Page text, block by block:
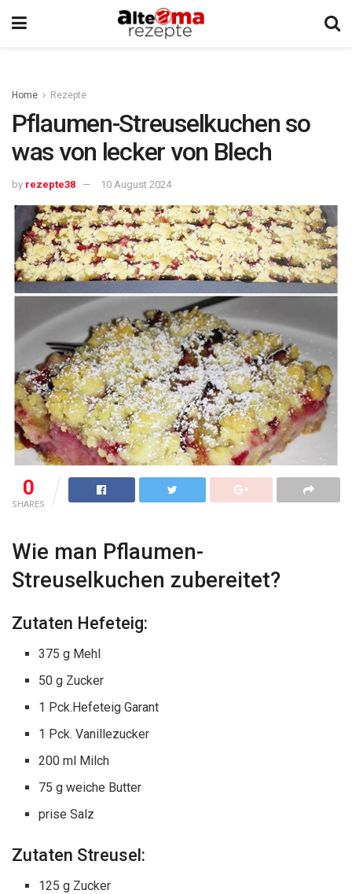
Home Rezepte
Pflaumen-Streuselkuchen so
was von lecker von Blech
by rezepte38 10 August 2024
0
SHARES
Wie man Pflaumen-
Streuselkuchen zubereitet?
Zutaten Hefeteig:
375 g Mehl
50 g Zucker
1 Pck.Hefeteig Garant
1 Pck. Vanillezucker
200 ml Milch
75 g weiche Butter
prise Salz
Zutaten Streusel:
125 g Zucker